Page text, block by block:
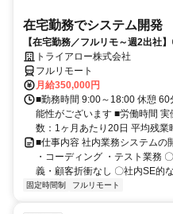
在宅勤務でシステム開発
【在宅勤務／フルリモ～週2出社
〇業務用端末貸与あり
トライアロー株式会社
フルリモート
月給350,000円
■勤務時間 9:00～18:00 休憩
能性がございます ■労働時間
数：1ヶ月あたり20日 平均残業
■仕事内容 社内業務システムの
・コーディング ・テスト業務
義・顧客折衝なし 〇社内SE的
固定時間制 フルリモート